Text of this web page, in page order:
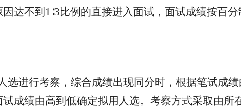
达不到1∶3比例的直接进入面试 ，面试成绩按百分
选进行考察，综合成绩出现同分时，根据笔试成
成绩由高到低确定拟用人选。考察方式采取由所